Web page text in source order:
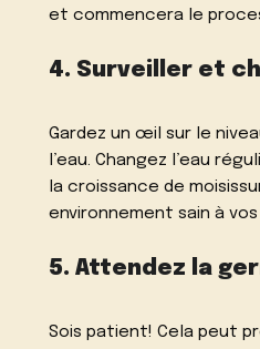
et commencera le
4. Surveiller et
Gardez un œil sur le
l’eau. Changez l’eau
la croissance de
environnement sain à
5. Attendez la
Sois patient! Cela peut